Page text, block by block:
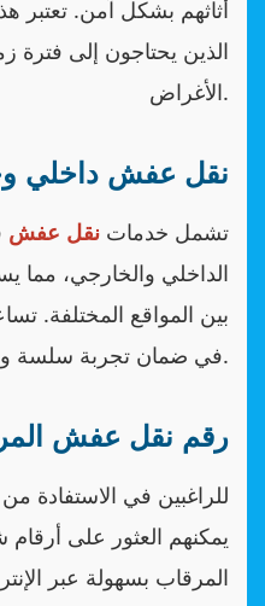
أثاثهم بشكل آمن. تعتبر
الذين يحتاجون إلى فترة
الأغراض.
نقل عفش داخلي
تشمل خدمات نقل عفش
الداخلي والخارجي، مما
بين المواقع المختلفة.
في ضمان تجربة سلسة وخالية من المتاعب.
رقم نقل عفش
للراغبين في الاستفادة
يمكنهم العثور على
المرقاب بسهولة عبر